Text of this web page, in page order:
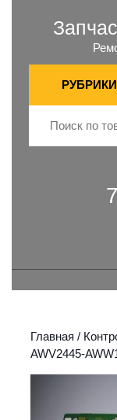
РУБРИКИ
Главная /
AWV2445-